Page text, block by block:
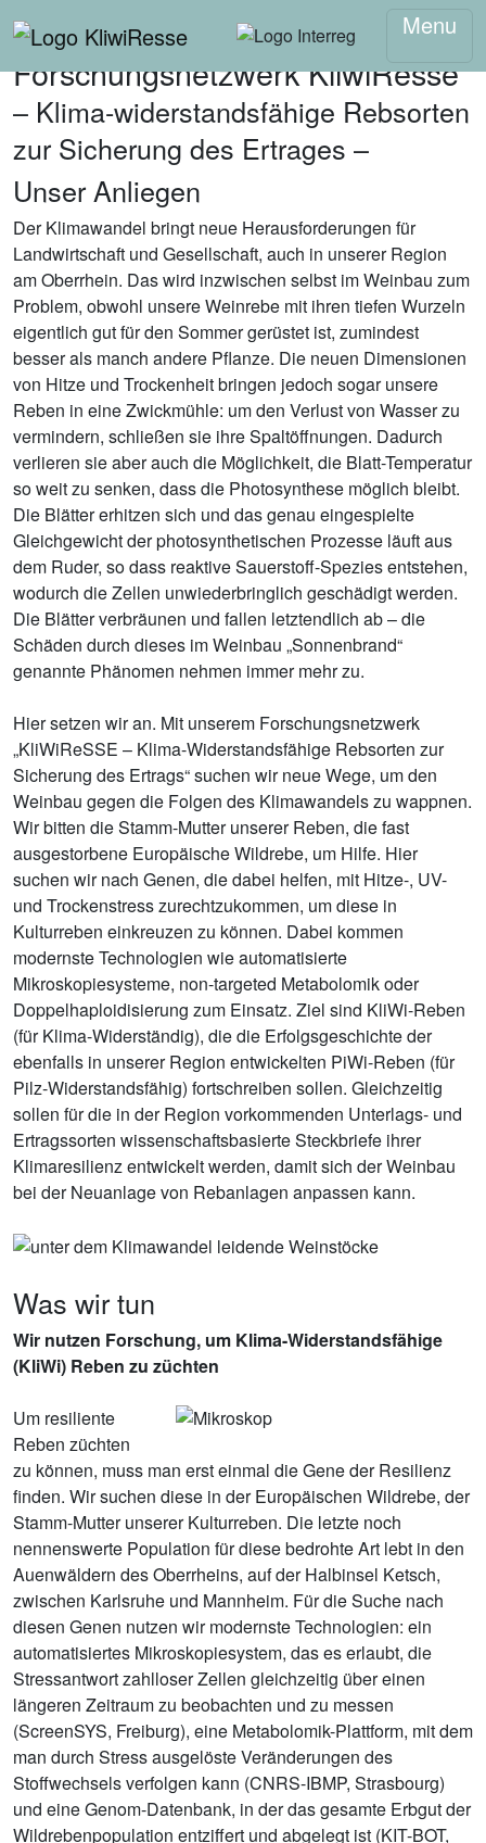
Menu
Forschungsnetzwerk KliwiResse
– Klima-widerstandsfähige Rebsorten
zur Sicherung des Ertrages –
Unser Anliegen
Der Klimawandel bringt neue Herausforderungen für
Landwirtschaft und Gesellschaft, auch in unserer Region
am Oberrhein. Das wird inzwischen selbst im Weinbau zum
Problem, obwohl unsere Weinrebe mit ihren tiefen Wurzeln
eigentlich gut für den Sommer gerüstet ist, zumindest
besser als manch andere Pflanze. Die neuen Dimensionen
von Hitze und Trockenheit bringen jedoch sogar unsere
Reben in eine Zwickmühle: um den Verlust von Wasser zu
vermindern, schließen sie ihre Spaltöffnungen. Dadurch
verlieren sie aber auch die Möglichkeit, die Blatt-Temperatur
so weit zu senken, dass die Photosynthese möglich bleibt.
Die Blätter erhitzen sich und das genau eingespielte
Gleichgewicht der photosynthetischen Prozesse läuft aus
dem Ruder, so dass reaktive Sauerstoff-Spezies entstehen,
wodurch die Zellen unwiederbringlich geschädigt werden.
Die Blätter verbräunen und fallen letztendlich ab – die
Schäden durch dieses im Weinbau „Sonnenbrand“
genannte Phänomen nehmen immer mehr zu.
Hier setzen wir an. Mit unserem Forschungsnetzwerk
„KliWiReSSE – Klima-Widerstandsfähige Rebsorten zur
Sicherung des Ertrags“ suchen wir neue Wege, um den
Weinbau gegen die Folgen des Klimawandels zu wappnen.
Wir bitten die Stamm-Mutter unserer Reben, die fast
ausgestorbene Europäische Wildrebe, um Hilfe. Hier
suchen wir nach Genen, die dabei helfen, mit Hitze-, UV-
und Trockenstress zurechtzukommen, um diese in
Kulturreben einkreuzen zu können. Dabei kommen
modernste Technologien wie automatisierte
Mikroskopiesysteme, non-targeted Metabolomik oder
Doppelhaploidisierung zum Einsatz. Ziel sind KliWi-Reben
(für Klima-Widerständig), die die Erfolgsgeschichte der
ebenfalls in unserer Region entwickelten PiWi-Reben (für
Pilz-Widerstandsfähig) fortschreiben sollen. Gleichzeitig
sollen für die in der Region vorkommenden Unterlags- und
Ertragssorten wissenschaftsbasierte Steckbriefe ihrer
Klimaresilienz entwickelt werden, damit sich der Weinbau
bei der Neuanlage von Rebanlagen anpassen kann.
Was wir tun
Wir nutzen Forschung, um Klima-Widerstandsfähige
(KliWi) Reben zu züchten
Um resiliente
Reben züchten
zu können, muss man erst einmal die Gene der Resilienz
finden. Wir suchen diese in der Europäischen Wildrebe, der
Stamm-Mutter unserer Kulturreben. Die letzte noch
nennenswerte Population für diese bedrohte Art lebt in den
Auenwäldern des Oberrheins, auf der Halbinsel Ketsch,
zwischen Karlsruhe und Mannheim. Für die Suche nach
diesen Genen nutzen wir modernste Technologien: ein
automatisiertes Mikroskopiesystem, das es erlaubt, die
Stressantwort zahlloser Zellen gleichzeitig über einen
längeren Zeitraum zu beobachten und zu messen
(ScreenSYS, Freiburg), eine Metabolomik-Plattform, mit dem
man durch Stress ausgelöste Veränderungen des
Stoffwechsels verfolgen kann (CNRS-IBMP, Strasbourg)
und eine Genom-Datenbank, in der das gesamte Erbgut der
Wildrebenpopulation entziffert und abgelegt ist (KIT-BOT,